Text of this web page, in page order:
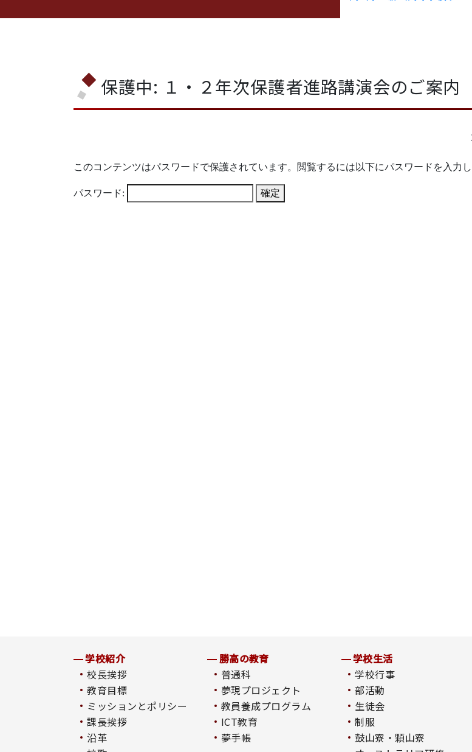
保護中: １・２年次保護者進路講演会のご案内
このコンテンツはパスワードで保護されています。閲覧するには以下にパスワードを入力し
パスワード:
学校紹介
校長挨拶
教育目標
ミッションとポリシー
課長挨拶
沿革
勝高の教育
普通科
夢現プロジェクト
教員養成プログラム
ICT教育
夢手帳
学校生活
学校行事
部活動
生徒会
制服
鼓山寮・顆山寮